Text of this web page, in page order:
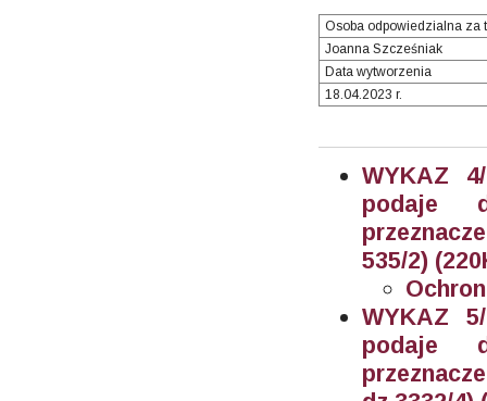
Osoba odpowiedzialna za
Joanna Szcześniak
Data wytworzenia
18.04.2023 r.
WYKAZ
podaje
535/2)
WYKAZ
podaje